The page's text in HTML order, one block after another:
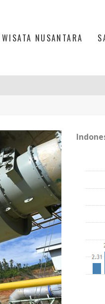
WISATA NUSANTARA